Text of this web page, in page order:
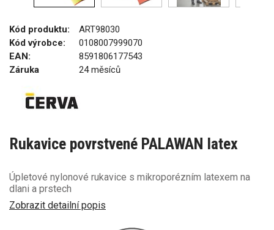
Kód produktu:
ART98030
Kód výrobce:
0108007999070
EAN:
8591806177543
Záruka
24 měsíců
Rukavice povrstvené PALAWAN latex
Úpletové nylonové rukavice s mikroporézním latexem na
dlani a prstech
Zobrazit detailní popis